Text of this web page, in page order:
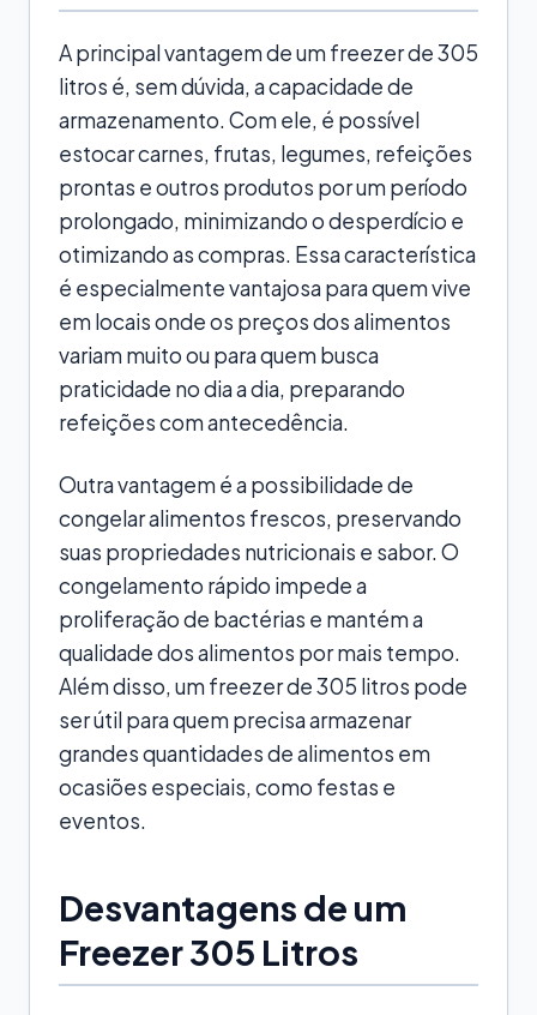
A principal vantagem de um freezer de 305
litros é, sem dúvida, a capacidade de
armazenamento. Com ele, é possível
estocar carnes, frutas, legumes, refeições
prontas e outros produtos por um período
prolongado, minimizando o desperdício e
otimizando as compras. Essa característica
é especialmente vantajosa para quem vive
em locais onde os preços dos alimentos
variam muito ou para quem busca
praticidade no dia a dia, preparando
refeições com antecedência.
Outra vantagem é a possibilidade de
congelar alimentos frescos, preservando
suas propriedades nutricionais e sabor. O
congelamento rápido impede a
proliferação de bactérias e mantém a
qualidade dos alimentos por mais tempo.
Além disso, um freezer de 305 litros pode
ser útil para quem precisa armazenar
grandes quantidades de alimentos em
ocasiões especiais, como festas e
eventos.
Desvantagens de um
Freezer 305 Litros